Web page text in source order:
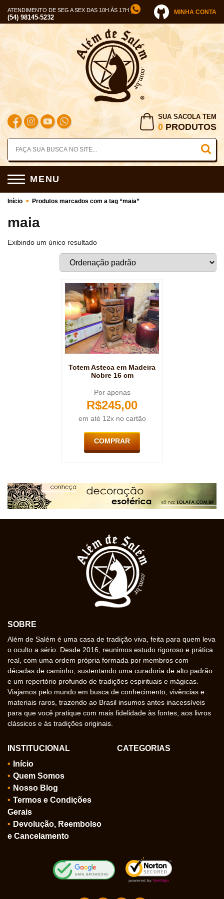
ATENDIMENTO DE SEG A SEX DAS 10H ÀS 17H
(54) 98145-5232
MINHA CONTA
SUA SACOLA TEM
0 PRODUTOS
MENU
Início > Produtos marcados com a tag “maia”
maia
Exibindo um único resultado
Totem Asteca em Madeira
Nobre 16 cm
Por apenas
R$245,00
em até 12x no cartão
COMPRAR
SOBRE
Além de Salém é uma casa de tradição viva, feita para quem leva
o oculto a sério. Desde 2016, reunimos estudo rigoroso e prática
real, com uma ordem própria formada por membros com
décadas de caminho, sustentando uma curadoria de alto padrão
e um repertório profundo de tradições espirituais e mágicas.
Viajamos pelo mundo em busca de conhecimento, vivências e
materiais raros, trazendo ao Brasil insumos antes inacessíveis
para que você pratique com mais fidelidade às fontes, aos livros
clássicos e às tradições originais.
INSTITUCIONAL
Início
Quem Somos
Nosso Blog
Termos e Condições
Gerais
Devolução, Reembolso
e Cancelamento
CATEGORIAS